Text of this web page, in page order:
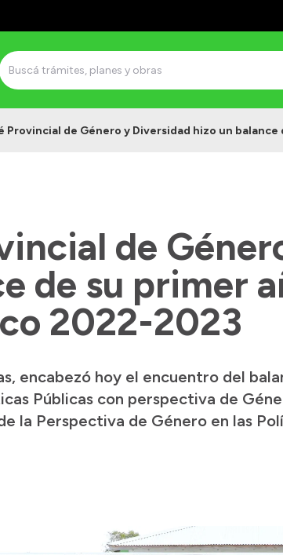
Provincial de Género y Diversidad hizo un
de
de su primer
2022-2023
encabezó hoy el encuentro del
Públicas con perspectiva de
la Perspectiva de Género en las